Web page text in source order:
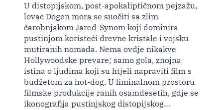
U distopijskom, post-apokaliptičnom pejzažu,
lovac Dogen mora se suočiti sa zlim
čarobnjakom Jared-Synom koji dominira
pustinjom koristeći drevne kristale i vojsku
mutiranih nomada. Nema ovdje nikakve
Hollywoodske prevare; samo gola, znojna
istina o ljudima koji su htjeli napraviti film s
budžetom za hot-dog. U liminalnom prostoru
filmske produkcije ranih osamdesetih, gdje se
ikonografija pustinjskog distopijskog…